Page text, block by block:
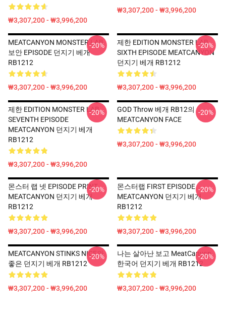
₩3,307,200 - ₩3,996,200
₩3,307,200 - ₩3,996,200
MEATCANYON MONSTER LAB
보안 EPISODE 던지기 베개
RB1212
₩3,307,200 - ₩3,996,200
-20%
제한 EDITION MONSTER LAB
SIXTH EPISODE MEATCANYON
던지기 베개 RB1212
₩3,307,200 - ₩3,996,200
-20%
제한 EDITION MONSTER LAB
SEVENTH EPISODE
MEATCANYON 던지기 베개
RB1212
₩3,307,200 - ₩3,996,200
-20%
GOD Throw 베개 RB12의
MEATCANYON FACE
₩3,307,200 - ₩3,996,200
-20%
몬스터 랩 넷 EPISODE PRINT
MEATCANYON 던지기 베개
RB1212
₩3,307,200 - ₩3,996,200
-20%
몬스터랩 FIRST EPISODE
MEATCANYON 던지기 베개
RB1212
₩3,307,200 - ₩3,996,200
-20%
MEATCANYON STINKS NICE와
좋은 던지기 베개 RB1212
₩3,307,200 - ₩3,996,200
-20%
나는 살아난 보고 MeatCanyon
한국어 던지기 베개 RB1212
₩3,307,200 - ₩3,996,200
-20%